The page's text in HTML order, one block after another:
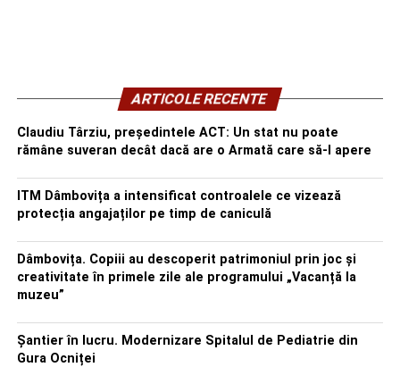
ARTICOLE RECENTE
Claudiu Târziu, președintele ACT: Un stat nu poate
rămâne suveran decât dacă are o Armată care să-l apere
ITM Dâmbovița a intensificat controalele ce vizează
protecția angajaților pe timp de caniculă
Dâmbovița. Copiii au descoperit patrimoniul prin joc și
creativitate în primele zile ale programului „Vacanță la
muzeu”
Șantier în lucru. Modernizare Spitalul de Pediatrie din
Gura Ocniței